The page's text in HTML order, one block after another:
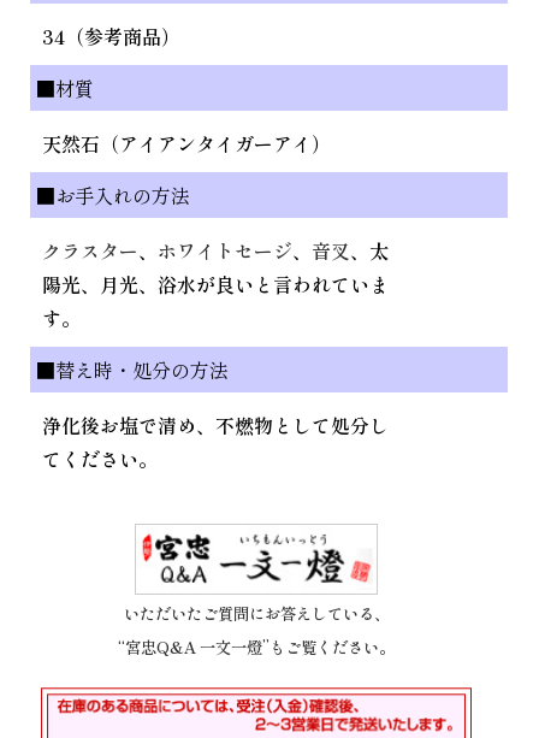
34（参考商品）
■材質
天然石（アイアンタイガーアイ）
■お手入れの方法
クラスター、 ホワイトセージ、 音叉、太
陽光、月光、浴水が良いと言われていま
す。
■替え時・処分の方法
浄化後お塩で清め、不燃物として処分し
てください。
いただいたご質問にお答えしている、
“宮忠Q&A 一文一燈”もご覧ください。